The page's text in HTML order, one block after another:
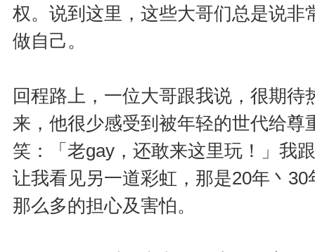
权。说到这里，这些大哥们总是说
做自己。
回程路上，一位大哥跟我说，很期
来，他很少感受到被年轻的世代给
笑：「老gay，还敢来这里玩！」我
让我看见另一道彩虹，那是20年丶
那么多的担心及害怕。